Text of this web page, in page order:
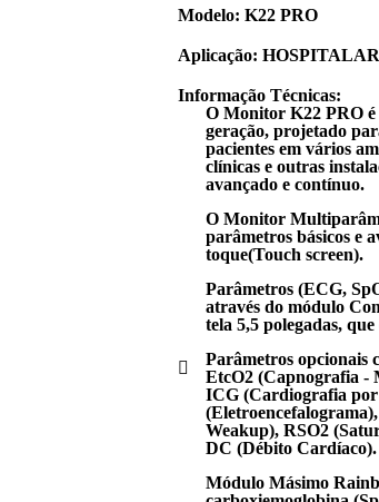
Modelo: K22 PRO
Aplicação: HOSPITALAR
Informação Técnicas:
O Monitor K22 PRO
geração, projetado
pacientes em vários
clínicas e outras
avançado e contínuo.
O Monitor
parâmetros básicos e
toque(Touch screen).
Parâmetros (ECG,
através do módulo
tela 5,5 polegadas,
Parâmetros opcionais
EtcO2 (Capnografia -
ICG (Cardiografia por
Weakup), RSO2
DC (Débito Cardíaco).
Módulo Másimo